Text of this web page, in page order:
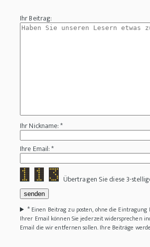
Ihr Beitrag:
Ihr Nickname: *
Ihre Email: *
Übertragen Sie diese 3-
* Einen Beitrag zu posten, ohne die
Ihrer Email können Sie jederzeit widersprechen
Email die wir entfernen sollen. Ihre Beiträge